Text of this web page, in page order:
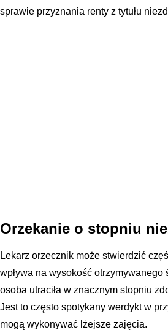
sprawie przyznania renty z tytułu
Orzekanie o stopniu
Lekarz orzecznik może stwierdzić
wpływa na wysokość
osoba utraciła w znacznym stopniu
Jest to często spotykany werdykt w
mogą wykonywać lżejsze zajęcia.